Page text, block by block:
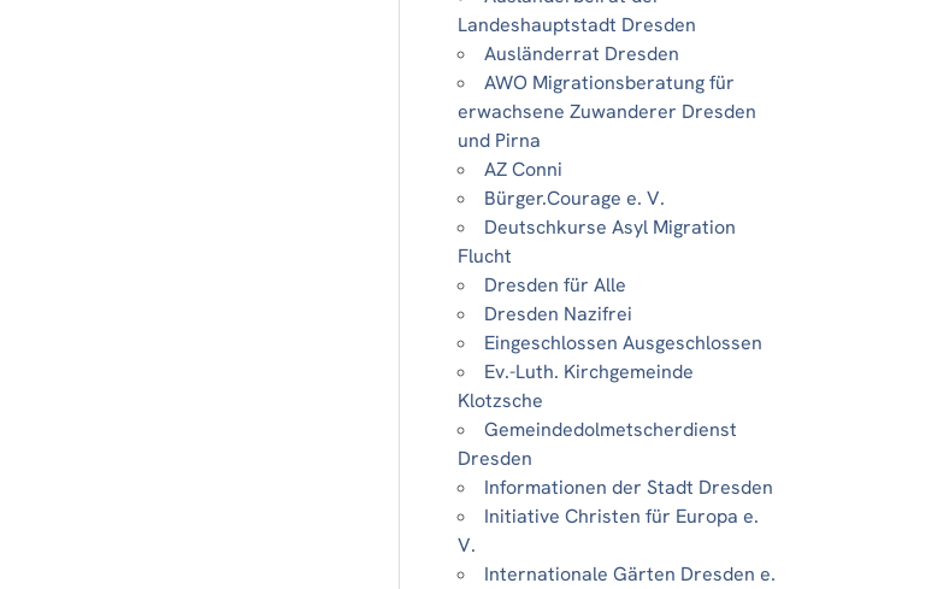
Landeshauptstadt Dresden
Ausländerrat Dresden
AWO Migrationsberatung für
erwachsene Zuwanderer Dresden
und Pirna
AZ Conni
Bürger.Courage e. V.
Deutschkurse Asyl Migration
Flucht
Dresden für Alle
Dresden Nazifrei
Eingeschlossen Ausgeschlossen
Ev.-Luth. Kirchgemeinde
Klotzsche
Gemeindedolmetscherdienst
Dresden
Informationen der Stadt Dresden
Initiative Christen für Europa e.
V.
Internationale Gärten Dresden e.